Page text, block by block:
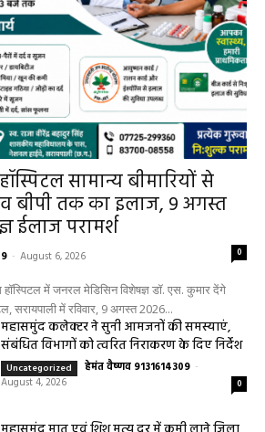
हेल्थ प्लस हेमंत वैष्णव 9131614309 - August 1, 2026
0
सरायपाली/ 200 गांवों की महिलाओं के लिए राहत,
सरायपाली अस्पताल में मिल रही विशेषज्ञ स्वास्थ्य
सेवाएं
सरायपाली हेमंत वैष्णव 9131614309 - July 31, 2026 0
महासमुंद जिले में बारिश ने बढ़ाई रफ्तार: सरायपाली
में सर्वाधिक 798.6 मिमी वर्षा, जिले का औसत
596.7 मिमी
महासमुंद हेमंत वैष्णव 9131614309
मोड, बारिश और किसानों के मुद्दों पर दिए सख्त
निर्देश
महासमुंद हेमंत वैष्णव 9131614309 - July 28, 2026
हेल्थ प्लस